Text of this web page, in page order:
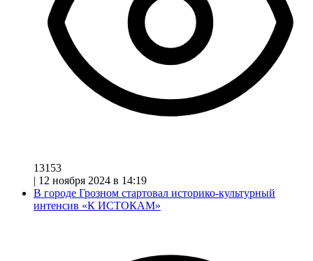
13153
| 12 ноября 2024 в 14:19
В городе Грозном стартовал историко-культурный
интенсив «К ИСТОКАМ»